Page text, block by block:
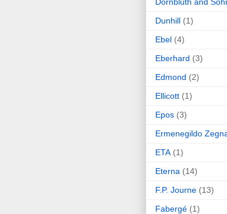
Dunhill (1)
Ebel (4)
Eberhard (3)
Edmond (2)
Ellicott (1)
Epos (3)
Ermenegildo
ETA (1)
Eterna (14)
F.P. Journe (13)
Fabergé (1)